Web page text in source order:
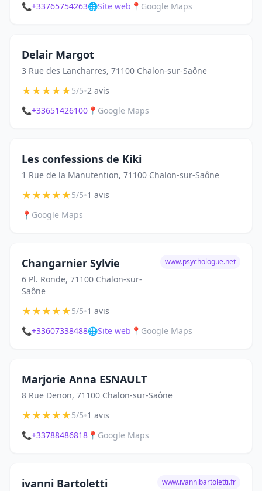
📞+33765754263🌐Site web 📍 Google Maps
Delair Margot
3 Rue des Lancharres, 71100 Chalon-sur-Saône
★★★★★5/5•2 avis
📞+33651426100 📍 Google Maps
Les confessions de Kiki
1 Rue de la Manutention, 71100 Chalon-sur-Saône
★★★★★5/5•1 avis
📍 Google Maps
Changarnier Sylvie
6 Pl. Ronde, 71100 Chalon-sur-
Saône
www.psychologue.net
★★★★★5/5•1 avis
📞+33607338488🌐Site web 📍 Google Maps
Marjorie Anna ESNAULT
8 Rue Denon, 71100 Chalon-sur-Saône
★★★★★5/5•1 avis
📞+33788486818 📍 Google Maps
ivanni Bartoletti www.ivannibartoletti.fr